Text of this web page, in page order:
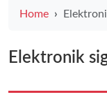
Home
Elektronik